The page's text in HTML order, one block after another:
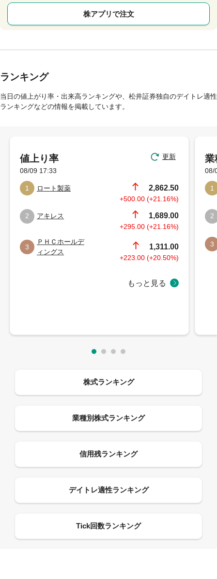
株アプリで注文
ランキング
当日の値上がり率・出来高ランキングや、松井証券独自のデイトレ適性
ランキングなどの情報を掲載しています。